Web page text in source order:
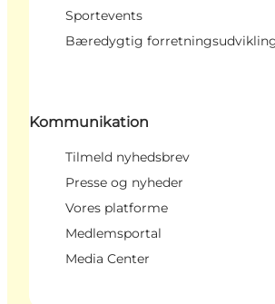
Sportevents
Bæredygtig
Kommunikation
Tilmeld nyhedsbrev
Presse og nyheder
Vores platforme
Medlemsportal
Media Center